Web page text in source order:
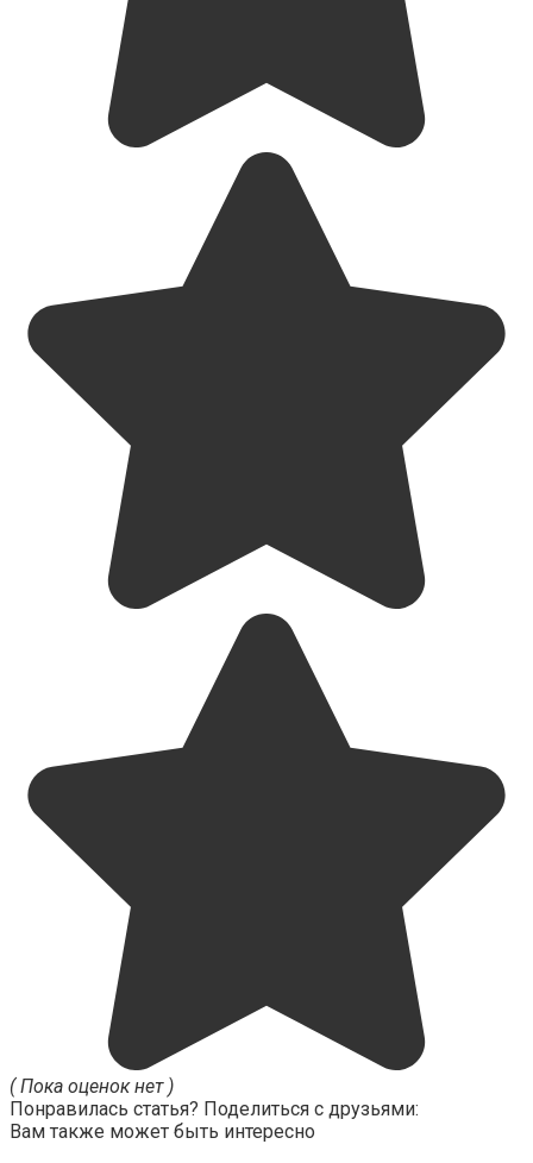
( Пока оценок нет )
Понравилась статья? Поделиться с друзьями:
Вам также может быть интересно